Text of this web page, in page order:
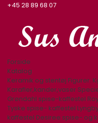
+45 28 89 68 07
Forside
Katalog
Keramik og stentøj Figurer.
Karafler,kander,vaser
Grøndahl spise-kaffestel
Tyske spise- kaffestel
kaffestel Desiree spise- og